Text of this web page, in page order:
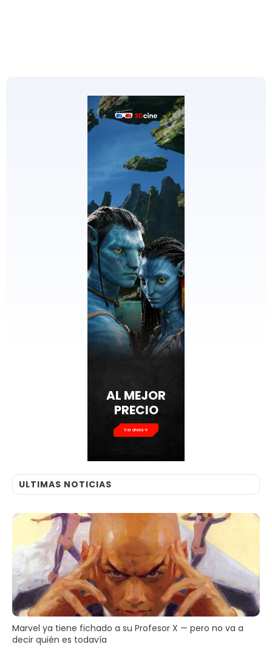
AL MEJOR
PRECIO
Ver ahora
ULTIMAS NOTICIAS
Marvel ya tiene fichado a su Profesor X — pero no va a
decir quién es todavía